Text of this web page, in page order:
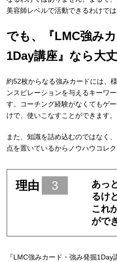
美容師レベルで活動できるわけでは
でも、『LMC強み
1Day講座』なら大丈
約52枚からなる強みカードには、
ンスピレーションを与えるキーワ
す。コーチング経験がなくてもゲ
けで、使いこなすことができます。
また、知識を詰め込むのではなく
点を置いているからノウハウコレ
理由 3
あっ
るけ
これ
がで
『LMC強みカード・強み発掘